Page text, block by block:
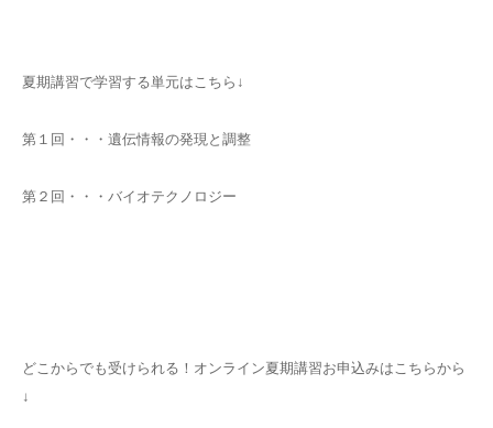
夏期講習で学習する単元はこちら↓
第１回・・・遺伝情報の発現と調整
第２回・・・バイオテクノロジー
どこからでも受けられる！オンライン夏期講習お申込みはこちらから
↓